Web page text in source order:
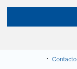
Contacto